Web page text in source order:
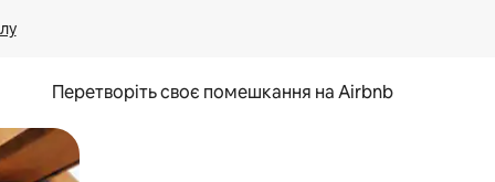
Перетворіть своє помешкання на Airbnb